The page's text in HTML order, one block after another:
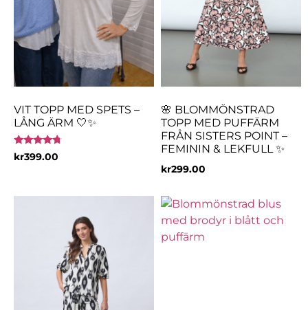
VIT TOPP MED SPETS –
LÅNG ÄRM 🤍✨
Betygsatt
4.50
kr399.00
🌸 BLOMMÖNSTRAD
TOPP MED PUFFÄRM
FRÅN SISTERS POINT –
FEMININ & LEKFULL ✨
kr299.00